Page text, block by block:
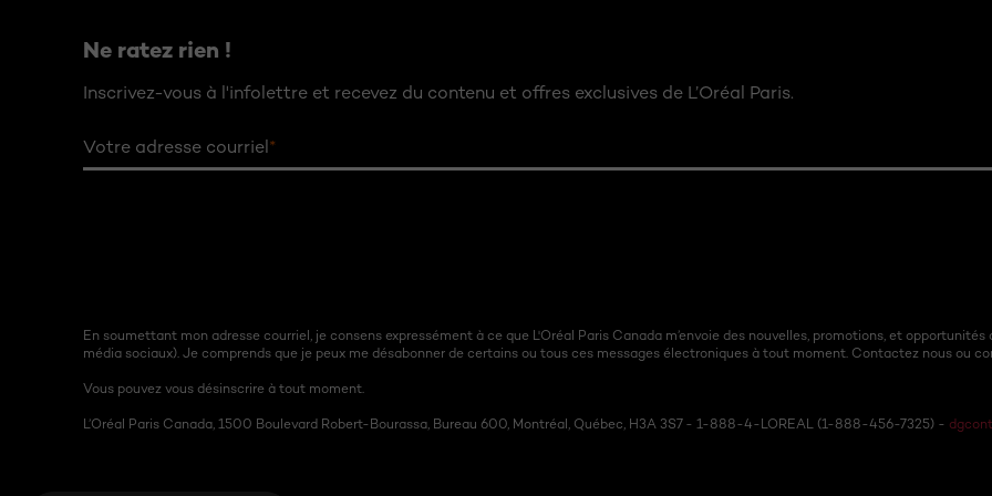
Ne ratez rien !
Inscrivez-vous à l'infolettre et recevez du contenu et offres exclusives de L’Oréal Paris.
Votre adresse courriel*
En soumettant mon adresse courriel, je consens expressément à ce que L'Oréal Paris Canada m’envoie des nouvelles, promotions, et
média sociaux). Je comprends que je peux me désabonner de certains ou tous ces messages électroniques à tout moment. Contactez nous ou
Vous pouvez vous désinscrire à tout moment.
L’Oréal Paris Canada, 1500 Boulevard Robert-Bourassa, Bureau 600, Montréal, Québec, H3A 3S7 - 1-888-4-LOREAL (1-888-456-7325) -